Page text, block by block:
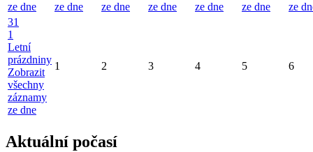
ze dne
ze dne
ze dne
ze dne
ze dne
ze dne
ze
31
1
Letní
prázdniny
Zobrazit
všechny
záznamy
ze dne
1 2 3 4 5 6
Aktuální počasí